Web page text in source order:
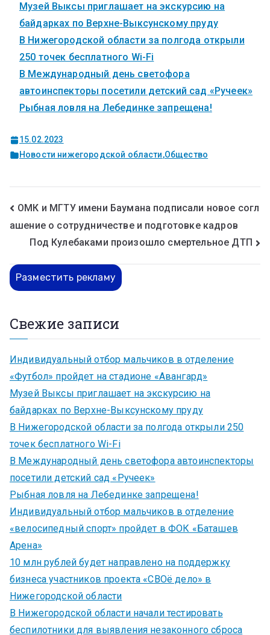
Музей Выксы приглашает на экскурсию на
байдарках по Верхне-Выксунскому пруду
В Нижегородской области за полгода открыли
250 точек бесплатного Wi-Fi
В Международный день светофора
автоинспекторы посетили детский сад «Ручеек»
Рыбная ловля на Лебединке запрещена!
15.02.2023
Новости нижегородской области,Общество
ОМК и МГТУ имени Баумана подписали новое согл
ашение о сотрудничестве и подготовке кадров
Под Кулебаками произошло смертельное ДТП
Разместить рекламу
Свежие записи
Индивидуальный отбор мальчиков в отделение
«Футбол» пройдет на стадионе «Авангард»
Музей Выксы приглашает на экскурсию на
байдарках по Верхне-Выксунскому пруду
В Нижегородской области за полгода открыли 250
точек бесплатного Wi-Fi
В Международный день светофора автоинспекторы
посетили детский сад «Ручеек»
Рыбная ловля на Лебединке запрещена!
Индивидуальный отбор мальчиков в отделение
«велосипедный спорт» пройдет в ФОК «Баташев
Арена»
10 млн рублей будет направлено на поддержку
бизнеса участников проекта «СВОё дело» в
Нижегородской области
В Нижегородской области начали тестировать
беспилотники для выявления незаконного сброса